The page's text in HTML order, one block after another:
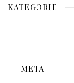
KATEGORIE
META